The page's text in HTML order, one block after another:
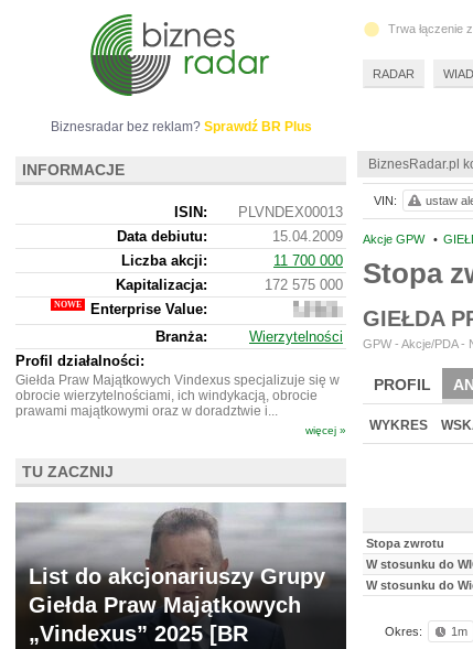
BiznesRadar.pl
Akcje GPW •
Stopa
GIEŁDA
GPW - Akcje/PDA -
PROFIL
WYKRES
Stopa zwrotu
W stosunku do
W stosunku do
Okres:
1m
VIN: ustaw
Biznesradar bez reklam? Sprawdź BR Plus
INFORMACJE
ISIN:
PLVNDEX00013
Data debiutu:
15.04.2009
Liczba akcji:
11 700 000
Kapitalizacja:
172 575 000
Enterprise Value:
261
594
000
Branża:
Wierzytelności
Profil działalności:
Giełda Praw Majątkowych Vindexus specjalizuje się w
obrocie wierzytelnościami, ich windykacją, obrocie
prawami majątkowymi oraz w doradztwie i...
więcej »
TU ZACZNIJ
List do akcjonariuszy Grupy
Giełda Praw Majątkowych
„Vindexus” 2025 [BR
Trwa łączenie
RADAR